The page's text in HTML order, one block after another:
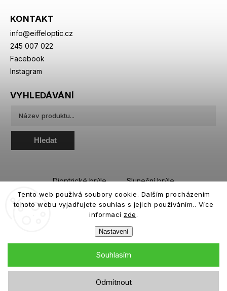
Tento web používá soubory cookie. Dalším procházením
tohoto webu vyjadřujete souhlas s jejich používáním.. Více
informací zde.
Nastavení
Odmítnout
Souhlasím
KONTAKT
info@eiffeloptic.cz
245 007 022
Facebook
Instagram
VYHLEDÁVÁNÍ
Hledat
Dioptrické brýle
Sluneční brýle
Sportovní brýle
Kontaktní čočky
Roztoky a oční kapky
Copyright 2026eiffeloptic.cz. Všechna práva vyhrazena.